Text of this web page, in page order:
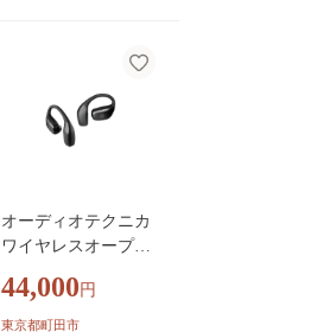
オーディオテクニカ
ワイヤレスオープン
AC5TW BK
44,000 円
東京都町田市